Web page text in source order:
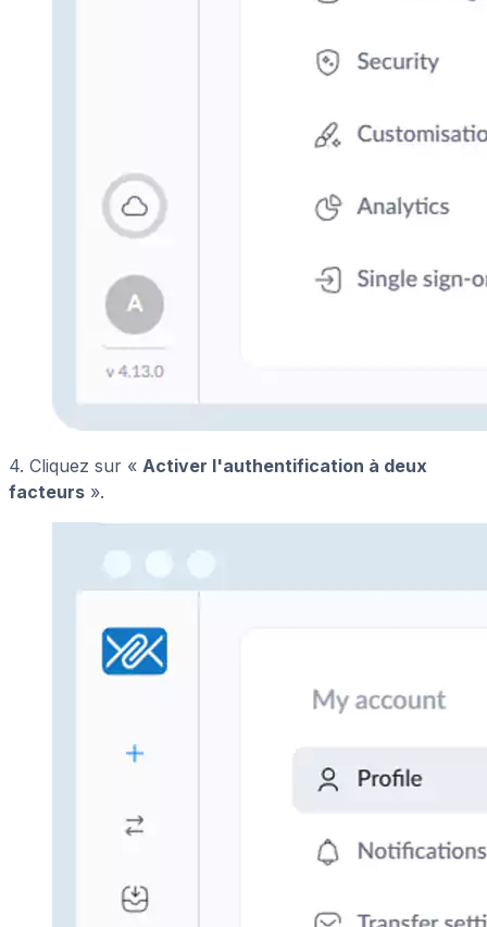
4. Cliquez sur « Activer l'authentification à deux
facteurs ».